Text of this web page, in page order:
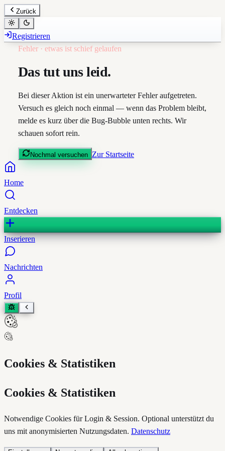
Zurück
Registrieren
Fehler · etwas ist schief gelaufen
Das tut uns leid.
Bei dieser Aktion ist ein unerwarteter Fehler aufgetreten.
Versuch es gleich noch einmal — wenn das Problem bleibt,
melde es kurz über die Bug-Bubble unten rechts. Wir
schauen sofort rein.
Nochmal versuchen Zur Startseite
Home
Entdecken
Inserieren
Nachrichten
Profil
Cookies & Statistiken
Cookies & Statistiken
Notwendige Cookies für Login & Session. Optional unterstützt du
uns mit anonymisierten Nutzungsdaten. Datenschutz